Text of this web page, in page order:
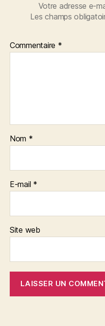
Votre adresse e-
Les champs
Commentaire *
Nom *
E-mail *
Site web